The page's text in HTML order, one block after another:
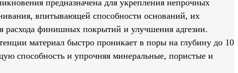
предназначена для укрепления непрочных
впитывающей способности оснований, их
расхода финишных покрытий и улучшения адгезии.
материал быстро проникает в поры на глубину до 10
способность и упрочняя минеральные, пористые и